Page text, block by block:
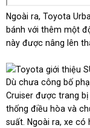
Ngoài ra, Toyota
bánh với thêm một
này được nâng lên
Dù chưa công bố
Cruiser được trang
thống điều hòa và
suất. Ngoài ra, xe